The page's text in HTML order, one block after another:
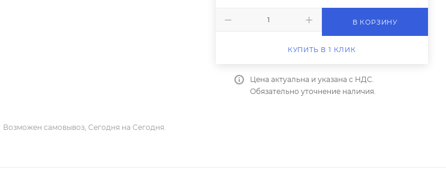
В КОРЗИНУ
КУПИТЬ В 1 КЛИК
Цена актуальна и указана с НДС.
Обязательно уточнение наличия.
Возможен самовывоз, Сегодня на Сегодня.